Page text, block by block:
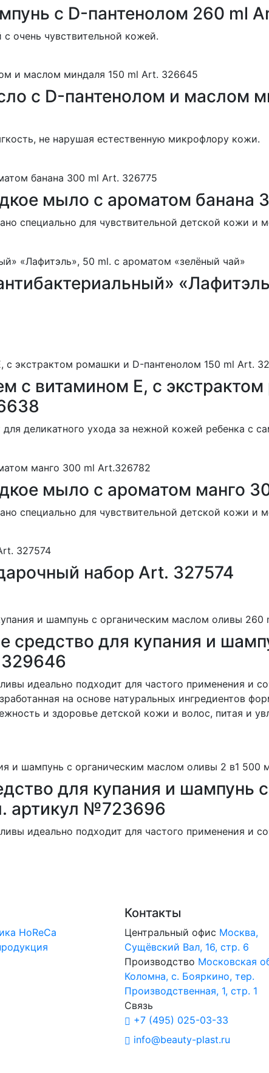
с D-пантенолом 260 ml
очень чувствительной кожей.
с D-пантенолом и маслом
не нарушая естественную микрофлору кожи.
мыло с ароматом банана
специально для чувствительной детской кожи и
с витамином Е, с
деликатного ухода за нежной кожей ребенка с
мыло с ароматом манго
специально для чувствительной детской кожи и
набор Art. 327574
средство для купания и
идеально подходит для частого применения и
на основе натуральных ингредиентов
и здоровье детской кожи и волос, питая и
для купания и шампунь
артикул №723696
идеально подходит для частого применения и
HoReCa
Контакты
Центральный офис Москва,
Сущёвский Вал, 16, стр. 6
Производство Московская
Коломна, с. Бояркино, тер.
Производственная, 1, стр. 1
Связь
+7 (495) 025-03-33
info@beauty-plast.ru